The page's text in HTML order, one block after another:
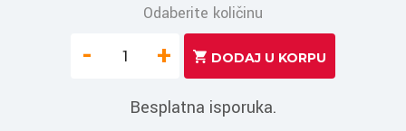
Odaberite količinu
- +
Besplatna isporuka.